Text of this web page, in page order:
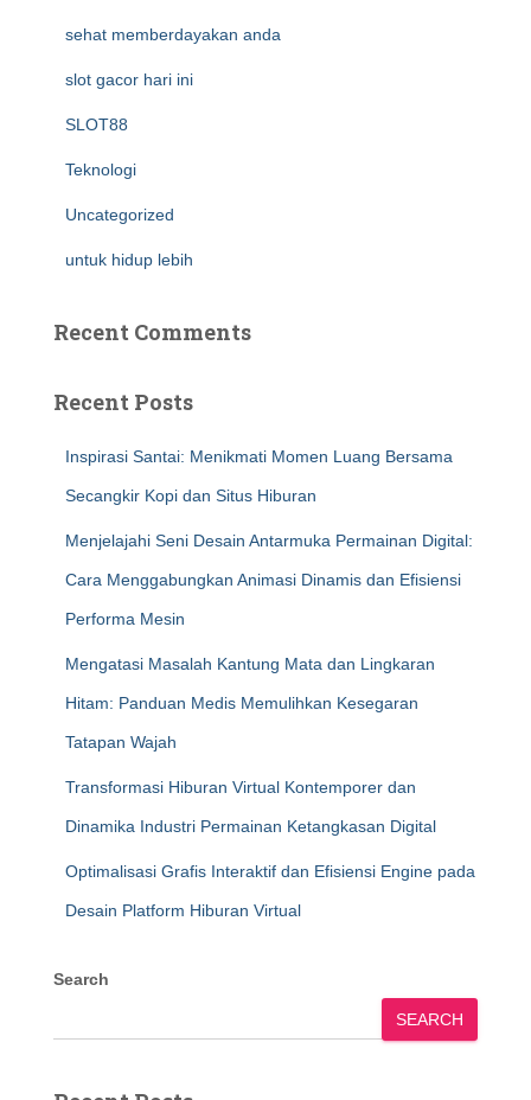
sehat memberdayakan anda
slot gacor hari ini
SLOT88
Teknologi
Uncategorized
untuk hidup lebih
Recent Comments
Recent Posts
Inspirasi Santai: Menikmati Momen Luang Bersama
Secangkir Kopi dan Situs Hiburan
Menjelajahi Seni Desain Antarmuka Permainan Digital:
Cara Menggabungkan Animasi Dinamis dan Efisiensi
Performa Mesin
Mengatasi Masalah Kantung Mata dan Lingkaran
Hitam: Panduan Medis Memulihkan Kesegaran
Tatapan Wajah
Transformasi Hiburan Virtual Kontemporer dan
Dinamika Industri Permainan Ketangkasan Digital
Optimalisasi Grafis Interaktif dan Efisiensi Engine pada
Desain Platform Hiburan Virtual
Search
SEARCH